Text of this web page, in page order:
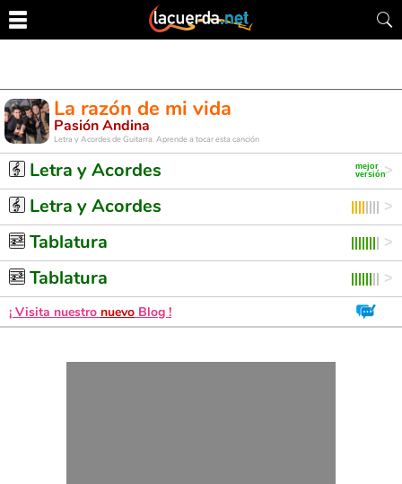
La razón de mi vida
Pasión Andina
Letra y Acordes de Guitarra. Aprende a tocar esta canción
Letra y Acordes
Letra y Acordes
Tablatura
Tablatura
¡ Visita nuestro nuevo Blog !